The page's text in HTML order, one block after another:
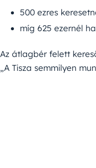
500 ezres
míg 625 ezernél
Az átlagbér felett
„A Tisza semmilyen